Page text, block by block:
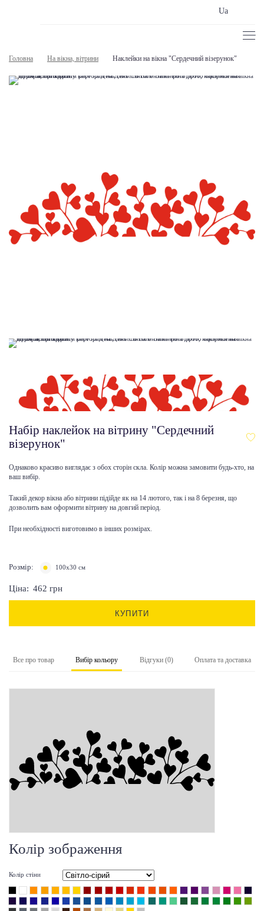
Ua
Головна На вікна, вітрини Наклейки на вікна "Сердечний візерунок"
Набір наклейок на вітрину "Сердечний
візерунок"
Однаково красиво виглядає з обох сторін скла. Колір можна замовити будь-хто, на
ваш вибір.
Такий декор вікна або вітрини підійде як на 14 лютого, так і на 8 березня, що
дозволить вам оформити вітрину на довгий період.
При необхідності виготовимо в інших розмірах.
Розмір: 100х30 см
Ціна: 462 грн
КУПИТИ
Все про товар Вибір кольору Відгуки (0) Оплата та доставка
Колір зображення
Колір стіни